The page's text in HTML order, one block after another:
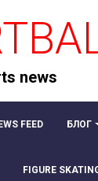
news
FEED БЛОГ
FIGURE